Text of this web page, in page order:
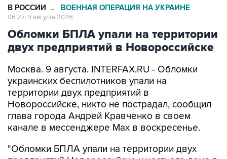
В РОССИИ → ВОЕННАЯ ОПЕРАЦИЯ НА УКРАИНЕ
06:27, 9 августа 2026
Обломки БПЛА упали на территории
двух предприятий в Новороссийске
Москва. 9 августа. INTERFAX.RU - Обломки
украинских беспилотников упали на
территории двух предприятий в
Новороссийске, никто не пострадал, сообщил
глава города Андрей Кравченко в своем
канале в мессенджере Max в воскресенье.
"Обломки БПЛА упали на территории двух